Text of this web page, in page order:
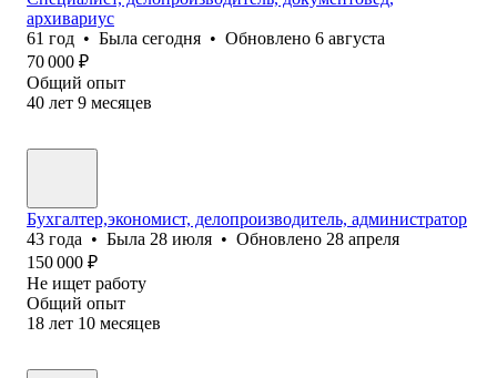
архивариус
61 год • Была сегодня • Обновлено 6 августа
70 000 ₽
Общий опыт
40 лет 9 месяцев
Бухгалтер,экономист, делопроизводитель, администратор
43 года • Была 28 июля • Обновлено 28 апреля
150 000 ₽
Не ищет работу
Общий опыт
18 лет 10 месяцев